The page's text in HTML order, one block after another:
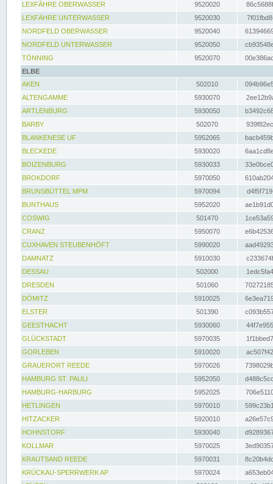
LEXFÄHRE OBERWASSER
9520020
LEXFÄHRE UNTERWASSER
9520030
NORDFELD OBERWASSER
9520040
NORDFELD UNTERWASSER
9520050
TÖNNING
9520070
ELBE
AKEN
502010
ALTENGAMME
5930070
ARTLENBURG
5930050
BARBY
502070
BLANKENESE UF
5952065
BLECKEDE
5930020
BOIZENBURG
5930033
BROKDORF
5970050
BRUNSBÜTTEL MPM
5970094
BUNTHAUS
5952020
COSWIG
501470
CRANZ
5950070
CUXHAVEN STEUBENHÖFT
5990020
DAMNATZ
5910030
DESSAU
502000
DRESDEN
501060
DÖMITZ
5910025
ELSTER
501390
GEESTHACHT
5930060
GLÜCKSTADT
5970035
GORLEBEN
5910020
GRAUERORT REEDE
5970026
HAMBURG ST. PAULI
5952050
HAMBURG-HARBURG
5952025
HETLINGEN
5970010
HITZACKER
5920010
HOHNSTORF
5930040
KOLLMAR
5970025
KRAUTSAND REEDE
5970031
KRÜCKAU-SPERRWERK AP
5970024